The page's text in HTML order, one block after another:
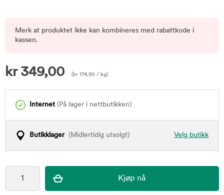
Merk at produktet ikke kan kombineres med rabattkode i
kassen.
kr 349,00 ( kr 174,50 / kg)
Internet (På lager i nettbutikken)
Velg butikk
Butikklager(Midlertidig utsolgt)